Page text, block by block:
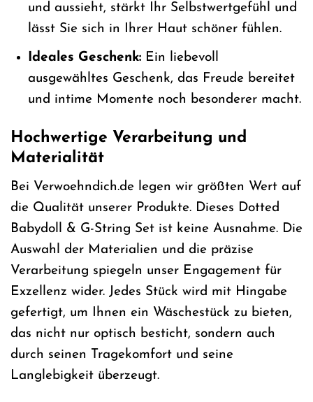
und aussieht, stärkt Ihr Selbstwertgefühl und
lässt Sie sich in Ihrer Haut schöner fühlen.
Ideales Geschenk:Ein liebevoll
ausgewähltes Geschenk, das Freude bereitet
und intime Momente noch besonderer macht.
Hochwertige Verarbeitung und
Materialität
Bei Verwoehndich.de legen wir größten Wert auf
die Qualität unserer Produkte. Dieses Dotted
Babydoll & G-String Set ist keine Ausnahme. Die
Auswahl der Materialien und die präzise
Verarbeitung spiegeln unser Engagement für
Exzellenz wider. Jedes Stück wird mit Hingabe
gefertigt, um Ihnen ein Wäschestück zu bieten,
das nicht nur optisch besticht, sondern auch
durch seinen Tragekomfort und seine
Langlebigkeit überzeugt.